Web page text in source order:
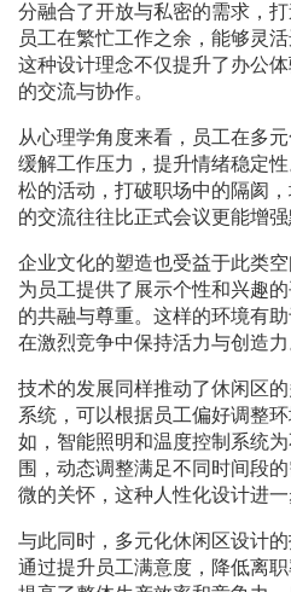
分融合了开放与私密的需求，
员工在繁忙工作之余，能够灵
这种设计理念不仅提升了办公
的交流与协作。
从心理学角度来看，员工在多
缓解工作压力，提升情绪稳定
松的活动，打破职场中的隔阂
的交流往往比正式会议更能增强
企业文化的塑造也受益于此类
为员工提供了展示个性和兴趣
的共融与尊重。这样的环境有
在激烈竞争中保持活力与创造力
技术的发展同样推动了休闲区
系统，可以根据员工偏好调整
如，智能照明和温度控制系统
围，动态调整满足不同时间段
微的关怀，这种人性化设计进一
与此同时，多元化休闲区设计
通过提升员工满意度，降低离